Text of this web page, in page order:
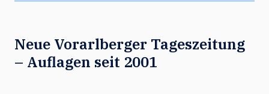
Neue Vorarlberger Tageszeitung
– Auflagen seit 2001